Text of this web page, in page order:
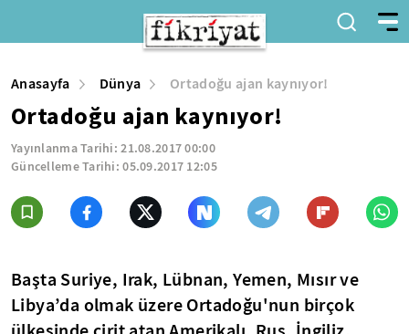
Anasayfa Dünya Ortadoğu ajan kaynıyor!
Ortadoğu ajan kaynıyor!
Yayınlanma Tarihi:21.08.2017 00:00
Güncelleme Tarihi:05.09.2017 12:05
Başta Suriye, Irak, Lübnan, Yemen, Mısır ve
Libya’da olmak üzere Ortadoğu'nun birçok